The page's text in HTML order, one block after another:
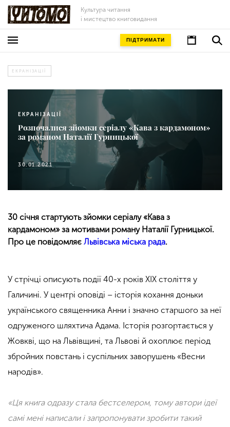
Культура читання
і мистецтво книговидання
ПІДТРИМАТИ
ЕКРАНІЗАЦІЇ
ЕКРАНІЗАЦІЇ
Розпочалися зйомки серіалу «Кава з кардамоном»
за романом Наталії Гурницької
30.01.2021
30 січня стартують зйомки серіалу «Кава з
кардамоном» за мотивами роману Наталії Гурницької.
Про це повідомляє Львівська міська рада.
У стрічці описують події 40-х років XIX століття у
Галичині. У центрі оповіді – історія кохання доньки
українського священника Анни і значно старшого за неї
одруженого шляхтича Адама. Історія розгортається у
Жовкві, що на Львівщині, та Львові й охоплює період
збройних повстань і суспільних заворушень «Весни
народів».
«Ця книга одразу стала бестселером, тому автори ідеї
самі мені написали і запропонувати зробити такий